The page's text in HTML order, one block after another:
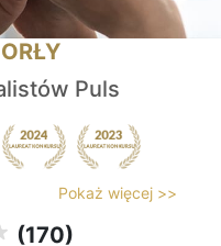
Puls
Pokaż więcej >>
(170)